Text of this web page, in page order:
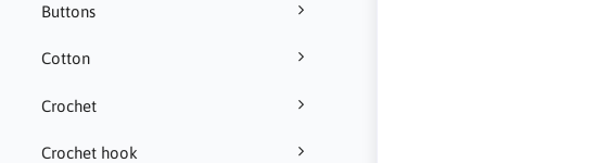
Buttons
Cotton
Crochet
Crochet hook